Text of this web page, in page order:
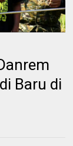
Baru di